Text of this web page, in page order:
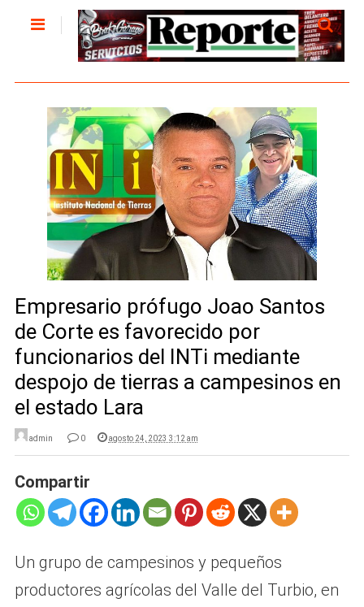
Empresario prófugo Joao Santos
de Corte es favorecido por
funcionarios del INTi mediante
despojo de tierras a campesinos en
el estado Lara
admin 0 agosto 24, 2023 3:12 am
Compartir
Un grupo de campesinos y pequeños
productores agrícolas del Valle del Turbio, en